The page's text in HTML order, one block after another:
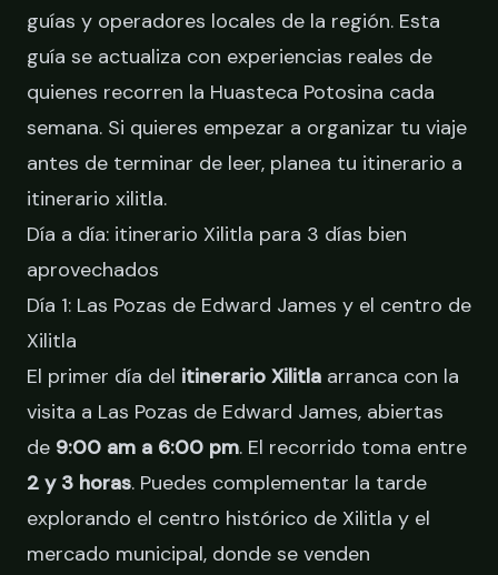
guías y operadores locales de la región. Esta
guía se actualiza con experiencias reales de
quienes recorren la Huasteca Potosina cada
semana. Si quieres empezar a organizar tu viaje
antes de terminar de leer, planea tu itinerario a
itinerario xilitla.
Día a día: itinerario Xilitla para 3 días bien
aprovechados
Día 1: Las Pozas de Edward James y el centro de
Xilitla
El primer día del itinerario Xilitla arranca con la
visita a Las Pozas de Edward James, abiertas
de 9:00 am a 6:00 pm. El recorrido toma entre
2 y 3 horas. Puedes complementar la tarde
explorando el centro histórico de Xilitla y el
mercado municipal, donde se venden